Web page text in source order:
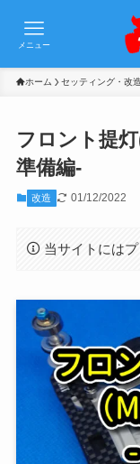
メニュー
ホーム セッティング・改造
フロント提
準備編-
改造 01/12/2022
当サイトには